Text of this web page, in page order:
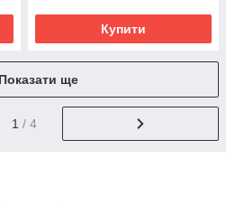
Купити
Показати ще
1 / 4